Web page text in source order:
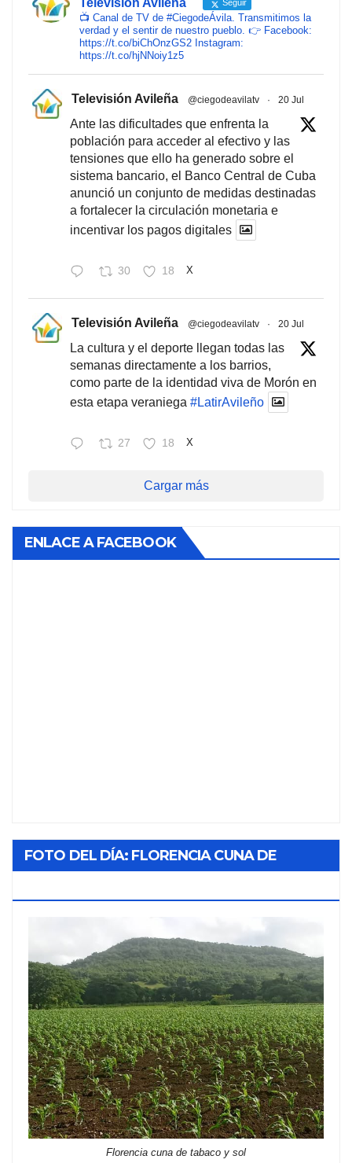
Seguir
📺 Canal de TV de #CiegodeÁvila. Transmitimos la
verdad y el sentir de nuestro pueblo. 👉 Facebook:
https://t.co/biChOnzGS2 Instagram:
https://t.co/hjNNoiy1z5
Televisión Avileña @ciegodeavilatv · 20 Jul
Ante las dificultades que enfrenta la
población para acceder al efectivo y las
tensiones que ello ha generado sobre el
sistema bancario, el Banco Central de Cuba
anunció un conjunto de medidas destinadas
a fortalecer la circulación monetaria e
incentivar los pagos digitales
30 18 X
Televisión Avileña @ciegodeavilatv · 20 Jul
La cultura y el deporte llegan todas las
semanas directamente a los barrios,
como parte de la identidad viva de Morón en
esta etapa veraniega #LatirAvileño
27 18 X
Cargar más
ENLACE A FACEBOOK
FOTO DEL DÍA: FLORENCIA CUNA DE
Florencia cuna de tabaco y sol